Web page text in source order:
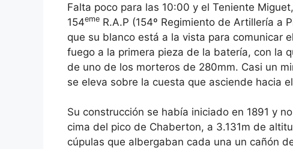
Falta poco para las 10:00 y el Teniente
154eme R.A.P (154º Regimiento de Artillería a
que su blanco está a la vista para comunicar
fuego a la primera pieza de la batería, con la
de uno de los morteros de 280mm. Casi un
se eleva sobre la cuesta que asciende hacia
Su construcción se había iniciado en 1891 y
cima del pico de Chaberton, a 3.131m de
cúpulas que albergaban cada una un cañón